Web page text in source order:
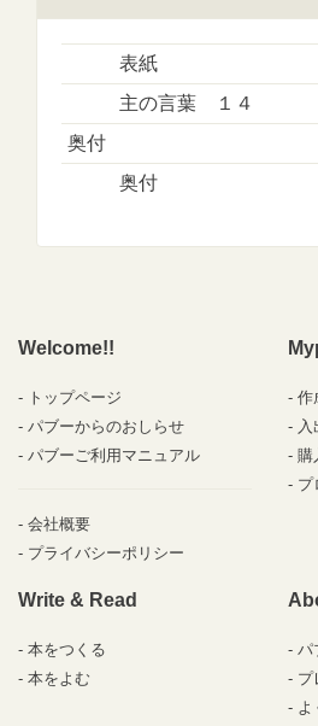
表紙
主の言葉 １４
奥付
奥付
Welcome!!
トップページ
パブーからのおしらせ
パブーご利用マニュアル
会社概要
プライバシーポリシー
作
購
プ
Write & Read
本をつくる
本をよむ
パ
プ
よ